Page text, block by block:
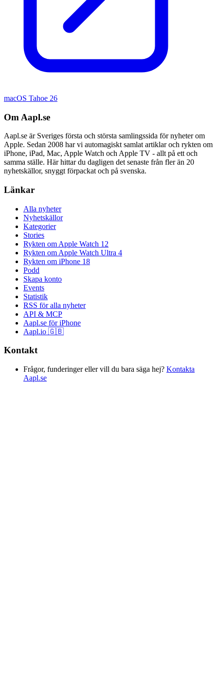
macOS Tahoe 26
Om Aapl.se
Aapl.se är Sveriges första och största samlingssida för nyheter om
Apple. Sedan 2008 har vi automagiskt samlat artiklar och rykten om
iPhone, iPad, Mac, Apple Watch och Apple TV - allt på ett och
samma ställe. Här hittar du dagligen det senaste från fler än 20
nyhetskällor, snyggt förpackat och på svenska.
Länkar
Alla nyheter
Nyhetskällor
Kategorier
Stories
Rykten om Apple Watch 12
Rykten om Apple Watch Ultra 4
Rykten om iPhone 18
Podd
Skapa konto
Events
Statistik
RSS för alla nyheter
API & MCP
Aapl.se för iPhone
Aapl.io 🇬🇧
Kontakt
Frågor, funderinger eller vill du bara säga hej? Kontakta
Aapl.se